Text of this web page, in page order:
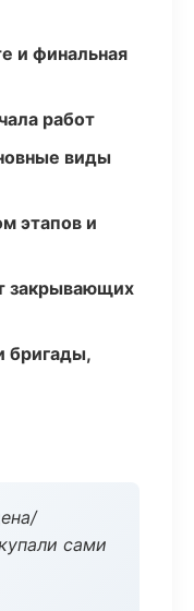
и финальная
работ
виды
этапов и
закрывающих
бригады,
сами